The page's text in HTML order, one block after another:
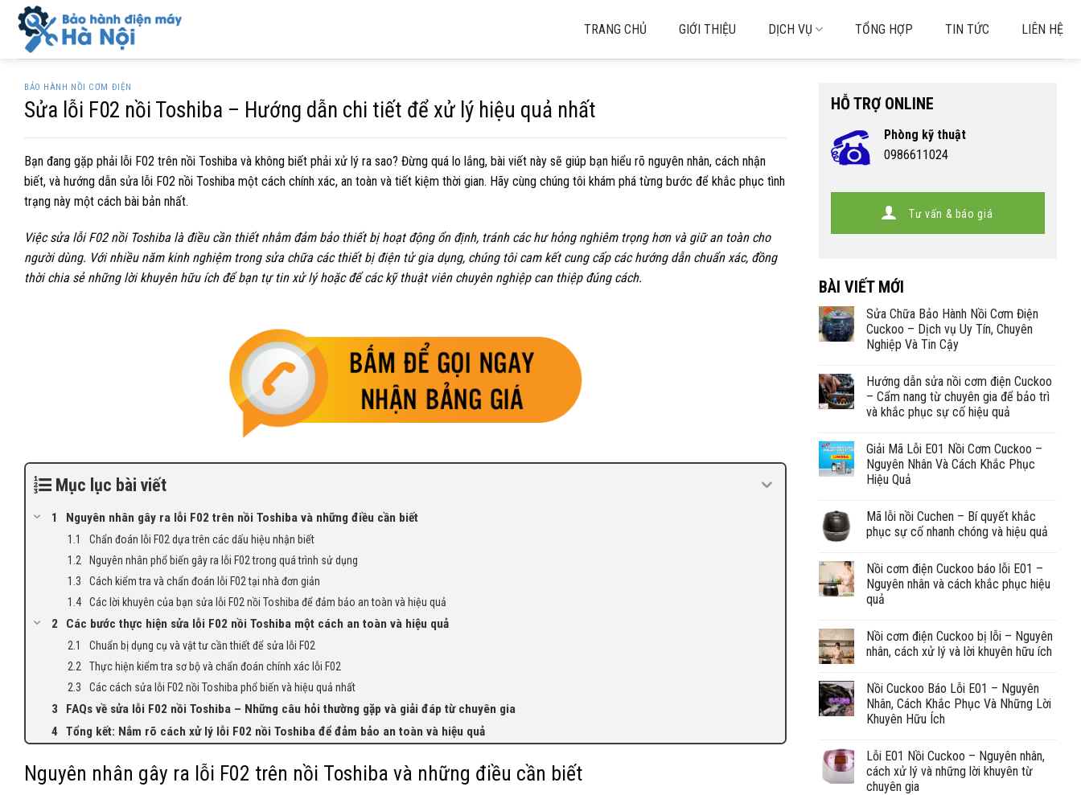
Skip
content
TRANG CHỦ GIỚI THIỆU DỊCH VỤ TỔNG HỢP TIN TỨC LIÊN HỆ
BẢO HÀNH NỒI CƠM ĐIỆN
Sửa lỗi F02 nồi Toshiba – Hướng dẫn chi tiết để xử lý hiệu quả nhất
Bạn đang gặp phải lỗi F02 trên nồi Toshiba và không biết phải xử lý ra sao? Đừng quá lo lắng, bài viết này sẽ giúp bạn hiểu rõ nguyên nhân, cách nhận
biết, và hướng dẫn sửa lỗi F02 nồi Toshiba một cách chính xác, an toàn và tiết kiệm thời gian. Hãy cùng chúng tôi khám phá từng bước để khắc phục tình
trạng này một cách bài bản nhất.
Việc sửa lỗi F02 nồi Toshiba là điều cần thiết nhằm đảm bảo thiết bị hoạt động ổn định, tránh các hư hỏng nghiêm trọng hơn và giữ an toàn cho
người dùng. Với nhiều năm kinh nghiệm trong sửa chữa các thiết bị điện tử gia dụng, chúng tôi cam kết cung cấp các hướng dẫn chuẩn xác, đồng
thời chia sẻ những lời khuyên hữu ích để bạn tự tin xử lý hoặc để các kỹ thuật viên chuyên nghiệp can thiệp đúng cách.
Mục lục bài viết
Nguyên nhân gây ra lỗi F02 trên nồi Toshiba và những điều cần biết
Chẩn đoán lỗi F02 dựa trên các dấu hiệu nhận biết
Nguyên nhân phổ biến gây ra lỗi F02 trong quá trình sử dụng
Cách kiểm tra và chẩn đoán lỗi F02 tại nhà đơn giản
Các lời khuyên của bạn sửa lỗi F02 nồi Toshiba để đảm bảo an toàn và hiệu quả
Các bước thực hiện sửa lỗi F02 nồi Toshiba một cách an toàn và hiệu quả
Chuẩn bị dụng cụ và vật tư cần thiết để sửa lỗi F02
Thực hiện kiểm tra sơ bộ và chẩn đoán chính xác lỗi F02
Các cách sửa lỗi F02 nồi Toshiba phổ biến và hiệu quả nhất
FAQs về sửa lỗi F02 nồi Toshiba – Những câu hỏi thường gặp và giải đáp từ chuyên gia
Tổng kết: Nắm rõ cách xử lý lỗi F02 nồi Toshiba để đảm bảo an toàn và hiệu quả
Nguyên nhân gây ra lỗi F02 trên nồi Toshiba và những điều cần biết
HỖ TRỢ ONLINE
Phòng kỹ thuật
0986611024
Tư vấn & báo giá
BÀI VIẾT MỚI
Sửa Chữa Bảo Hành Nồi Cơm Điện
Cuckoo – Dịch vụ Uy Tín, Chuyên
Nghiệp Và Tin Cậy
Hướng dẫn sửa nồi cơm điện Cuckoo
– Cẩm nang từ chuyên gia để bảo trì
và khắc phục sự cố hiệu quả
Giải Mã Lỗi E01 Nồi Cơm Cuckoo –
Nguyên Nhân Và Cách Khắc Phục
Hiệu Quả
Mã lỗi nồi Cuchen – Bí quyết khắc
phục sự cố nhanh chóng và hiệu quả
Nồi cơm điện Cuckoo báo lỗi E01 –
Nguyên nhân và cách khắc phục hiệu
quả
Nồi cơm điện Cuckoo bị lỗi – Nguyên
nhân, cách xử lý và lời khuyên hữu ích
Nồi Cuckoo Báo Lỗi E01 – Nguyên
Nhân, Cách Khắc Phục Và Những Lời
Khuyên Hữu Ích
Lỗi E01 Nồi Cuckoo – Nguyên nhân,
cách xử lý và những lời khuyên từ
chuyên gia